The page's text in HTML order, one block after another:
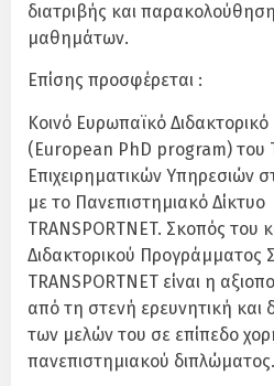
διατριβής και
μαθημάτων.
Επίσης προσφέρεται :
Κοινό Ευρωπαϊκό
(European PhD program) του
Επιχειρηματικών Υπηρεσιών
με το Πανεπιστημιακό Δίκτυο
TRANSPORTNET. Σκοπός του
Διδακτορικού Προγράμματος
TRANSPORTNET είναι η
από τη στενή ερευνητική και
των μελών του σε επίπεδο
πανεπιστημιακού διπλώματος.